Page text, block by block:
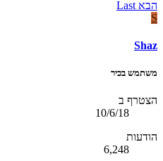
הבא Last
S
Shaz
משתמש בכיר
הצטרף ב
10/6/18
הודעות
6,248